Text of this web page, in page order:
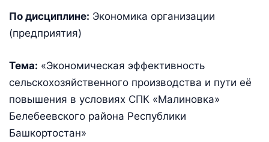
По дисциплине: Экономика организации
(предприятия)
Тема: «Экономическая эффективность
сельскохозяйственного производства и пути её
повышения в условиях СПК «Малиновка»
Белебеевского района Республики
Башкортостан»